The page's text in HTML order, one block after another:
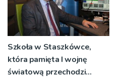
Szkoła w Staszkówce,
która pamięta I wojnę
światową przechodzi